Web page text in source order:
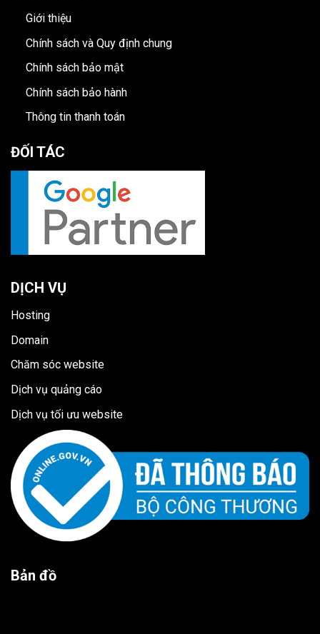
Giới thiệu
Chính sách và Quy định chung
Chính sách bảo mật
Chính sách bảo hành
Thông tin thanh toán
ĐỐI TÁC
DỊCH VỤ
Hosting
Domain
Chăm sóc website
Dịch vụ quảng cáo
Dịch vụ tối ưu website
Bản đồ